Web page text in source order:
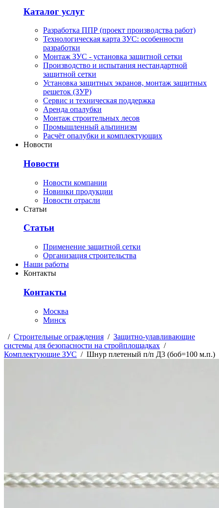
Каталог услуг
Разработка ППР (проект производства работ)
Технологическая карта ЗУС: особенности
разработки
Монтаж ЗУС - установка защитной сетки
Производство и испытания нестандартной
защитной сетки
Установка защитных экранов, монтаж защитных
решеток (ЗУР)
Сервис и техническая поддержка
Аренда опалубки
Монтаж строительных лесов
Промышленный альпинизм
Расчёт опалубки и комплектующих
Новости
Новости
Новости компании
Новинки продукции
Новости отрасли
Статьи
Статьи
Применение защитной сетки
Организация строительства
Наши работы
Контакты
Контакты
Москва
Минск
/ Строительные ограждения / Защитно-улавливающие
системы для безопасности на стройплощадках /
Комплектующие ЗУС / Шнур плетеный п/п Д3 (боб=100 м.п.)